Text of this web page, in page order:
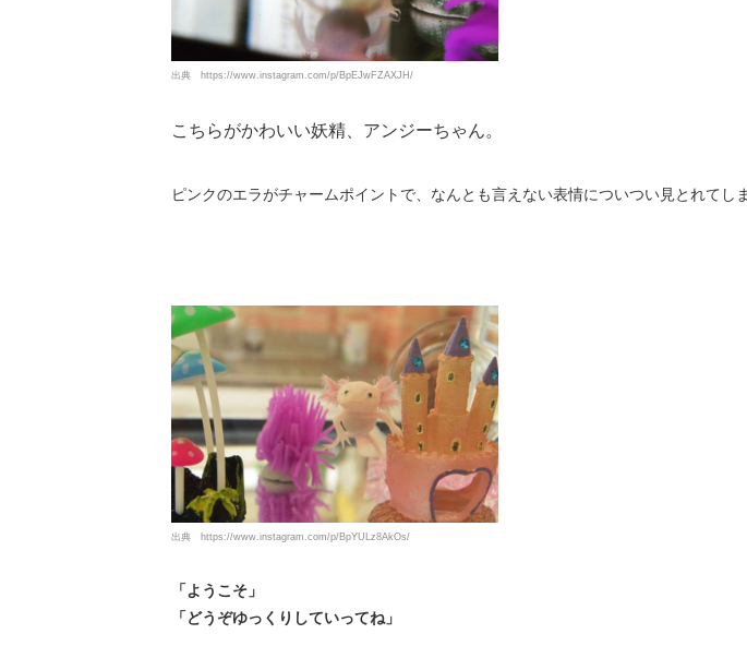
出典 https://www.instagram.com/p/BpEJwFZAXJH/
こちらがかわいい妖精、アンジーちゃん。
ピンクのエラがチャームポイントで、なんとも言えない表情についつい見とれてし
出典 https://www.instagram.com/p/BpYULz8AkOs/
「ようこそ」
「どうぞゆっくりしていってね」